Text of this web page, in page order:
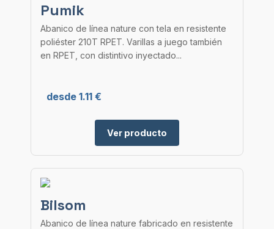
Pumik
Abanico de línea nature con tela en resistente
poliéster 210T RPET. Varillas a juego también
en RPET, con distintivo inyectado...
desde 1.11 €
Ver producto
Bilsom
Abanico de línea nature fabricado en resistente